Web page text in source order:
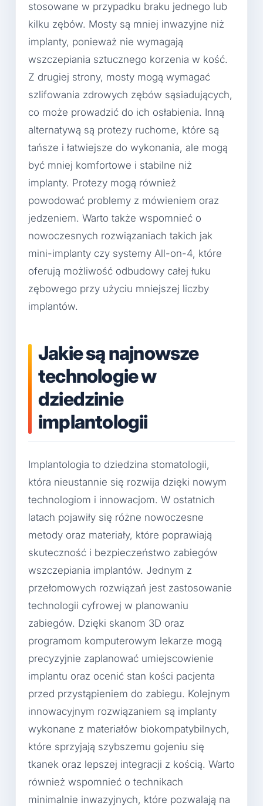
stosowane w przypadku braku jednego lub
kilku zębów. Mosty są mniej inwazyjne niż
implanty, ponieważ nie wymagają
wszczepiania sztucznego korzenia w kość.
Z drugiej strony, mosty mogą wymagać
szlifowania zdrowych zębów sąsiadujących,
co może prowadzić do ich osłabienia. Inną
alternatywą są protezy ruchome, które są
tańsze i łatwiejsze do wykonania, ale mogą
być mniej komfortowe i stabilne niż
implanty. Protezy mogą również
powodować problemy z mówieniem oraz
jedzeniem. Warto także wspomnieć o
nowoczesnych rozwiązaniach takich jak
mini-implanty czy systemy All-on-4, które
oferują możliwość odbudowy całej łuku
zębowego przy użyciu mniejszej liczby
implantów.
Jakie są najnowsze
technologie w
dziedzinie
implantologii
Implantologia to dziedzina stomatologii,
która nieustannie się rozwija dzięki nowym
technologiom i innowacjom. W ostatnich
latach pojawiły się różne nowoczesne
metody oraz materiały, które poprawiają
skuteczność i bezpieczeństwo zabiegów
wszczepiania implantów. Jednym z
przełomowych rozwiązań jest zastosowanie
technologii cyfrowej w planowaniu
zabiegów. Dzięki skanom 3D oraz
programom komputerowym lekarze mogą
precyzyjnie zaplanować umiejscowienie
implantu oraz ocenić stan kości pacjenta
przed przystąpieniem do zabiegu. Kolejnym
innowacyjnym rozwiązaniem są implanty
wykonane z materiałów biokompatybilnych,
które sprzyjają szybszemu gojeniu się
tkanek oraz lepszej integracji z kością. Warto
również wspomnieć o technikach
minimalnie inwazyjnych, które pozwalają na